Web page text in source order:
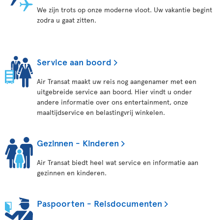
We zijn trots op onze moderne vloot. Uw vakantie begint
zodra u gaat zitten.
Service aan boord
Air Transat maakt uw reis nog aangenamer met een
uitgebreide service aan boord. Hier vindt u onder
andere informatie over ons entertainment, onze
maaltijdservice en belastingvrij winkelen.
Gezinnen - Kinderen
Air Transat biedt heel wat service en informatie aan
gezinnen en kinderen.
Paspoorten - Reisdocumenten